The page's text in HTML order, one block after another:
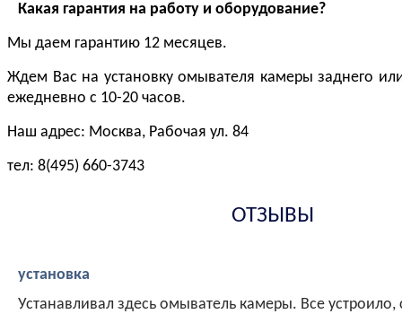
Какая гарантия на работу и оборудование?
Мы даем гарантию 12 месяцев.
Ждем Вас на установку омывателя камеры заднего
ежедневно с 10-20 часов.
Наш адрес: Москва, Рабочая ул. 84
тел: 8(495) 660-3743
ОТЗЫВЫ
установка
Устанавливал здесь омыватель камеры. Все устроило,